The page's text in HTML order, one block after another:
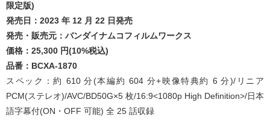
限定版)
発売日：2023 年 12 月 22 日発売
発売・販売元：バンダイナムコフィルムワークス
価格：25,300 円(10%税込)
品番：BCXA-1870
スペック：約 610 分(本編約 604 分+映像特典約 6 分)/リニア
PCM(ステレオ)/AVC/BD50G×5 枚/16:9<1080p High Definition>/日本
語字幕付(ON・OFF 可能) 全 25 話収録